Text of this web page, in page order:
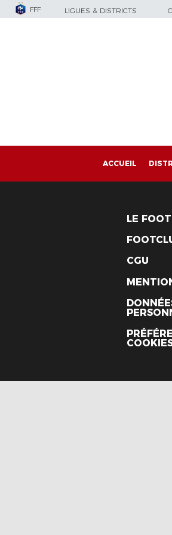
FFF LIGUES & DISTRICTS
ACCUEIL
LE
CGU